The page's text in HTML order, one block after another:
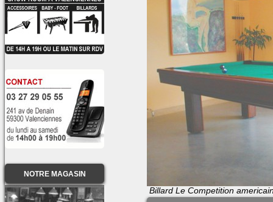
NOTRE MAGASIN
Billard Le Competition